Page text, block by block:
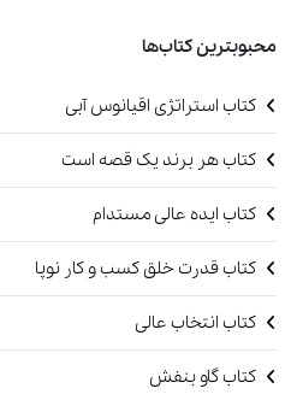
محبوبترین کتاب‌ها
کتاب استراتژی اقیانوس آبی
کتاب هر برند یک قصه است
کتاب ایده عالی مستدام
کتاب قدرت خلق کسب و کار نوپا
کتاب انتخاب عالی
کتاب گاو بنفش